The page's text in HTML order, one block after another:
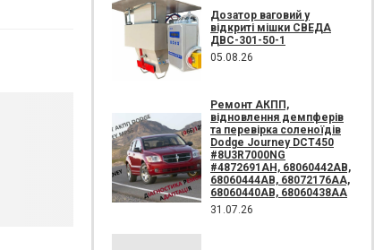
Дозатор ваговий у
відкриті мішки СВЕДА
ДВС-301-50-1
05.08.26
Ремонт АКПП,
відновлення демпферів
та перевірка соленоїдів
Dodge Journey DCT450
#8U3R7000NG
#4872691AH, 68060442AB,
68060444AB, 68072176AA,
68060440AB, 68060438AA
31.07.26